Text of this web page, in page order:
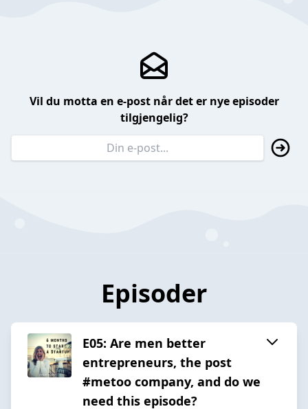
Vil du motta en e-post når det er nye episoder
tilgjengelig?
Episoder
E05: Are men better
entrepreneurs, the post
#metoo company, and do we
need this episode?